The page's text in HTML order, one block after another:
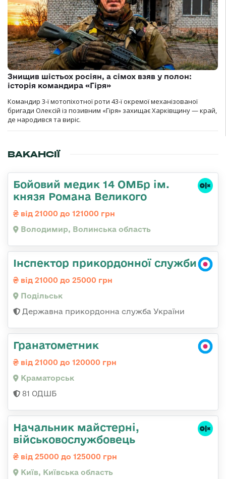
Знищив шістьох росіян, а сімох взяв у полон:
історія командира «Гіря»
Командир 3-ї мотопіхотної роти 43-ї окремої механізованої
бригади Олексій із позивним «Гіря» захищає Харківщину — край,
де народився та виріс.
ВАКАНСІЇ
Бойовий медик 14 ОМБр ім.
князя Романа Великого
від 21000 до 121000 грн
Володимир, Волинська область
Інспектор прикордонної служби
від 21000 до 25000 грн
Подільськ
Державна прикордонна служба України
Гранатометник
від 21000 до 120000 грн
Краматорськ
81 ОДШБ
Начальник майстерні,
військовослужбовець
від 25000 до 125000 грн
Київ, Київська область